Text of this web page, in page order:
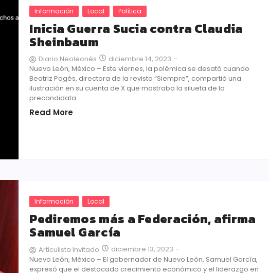
Información Local Política
Inicia Guerra Sucia contra Claudia
Sheinbaum
Diario Neoleonés diciembre 14, 2023 -
Nuevo León, México – Este viernes, la polémica se desató cuando
Beatriz Pagés, directora de la revista “Siempre”, compartió una
ilustración en su cuenta de X que mostraba la silueta de la
precandidata...
Read More
Información Local
Pediremos más a Federación, afirma
Samuel García
Articulista Invitado diciembre 13, 2023 -
Nuevo León, México – El gobernador de Nuevo León, Samuel García,
expresó que el destacado crecimiento económico y el liderazgo en